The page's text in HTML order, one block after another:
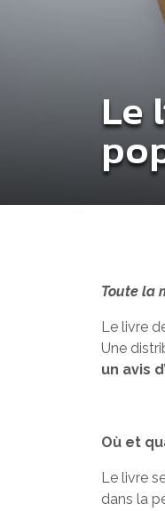
Le
Toute la
Le livre
Une
un avis
Où et
Le livre
dans la